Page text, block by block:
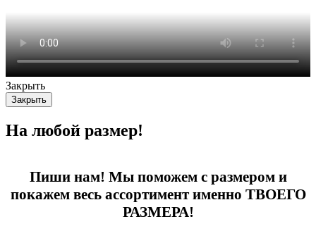
Закрыть
Закрыть
На любой размер!
Пиши нам! Мы поможем с размером и
покажем весь ассортимент именно ТВОЕГО
РАЗМЕРА!